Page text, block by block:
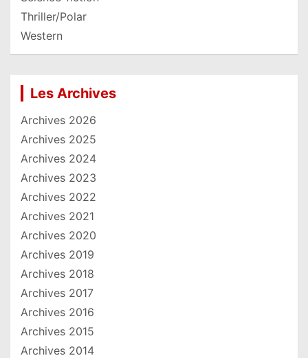
Thriller/Polar
Western
Les Archives
Archives 2026
Archives 2025
Archives 2024
Archives 2023
Archives 2022
Archives 2021
Archives 2020
Archives 2019
Archives 2018
Archives 2017
Archives 2016
Archives 2015
Archives 2014